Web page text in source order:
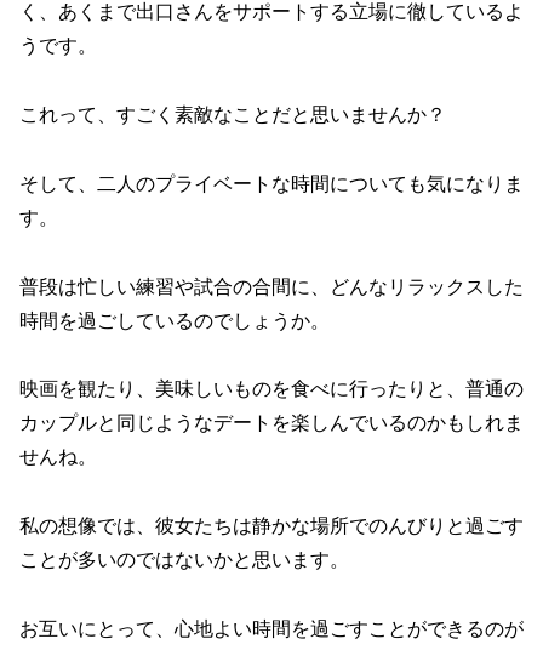
く、あくまで出口さんをサポートする立場に徹しているよ
うです。
これって、すごく素敵なことだと思いませんか？
そして、二人のプライベートな時間についても気になりま
す。
普段は忙しい練習や試合の合間に、どんなリラックスした
時間を過ごしているのでしょうか。
映画を観たり、美味しいものを食べに行ったりと、普通の
カップルと同じようなデートを楽しんでいるのかもしれま
せんね。
私の想像では、彼女たちは静かな場所でのんびりと過ごす
ことが多いのではないかと思います。
お互いにとって、心地よい時間を過ごすことができるのが